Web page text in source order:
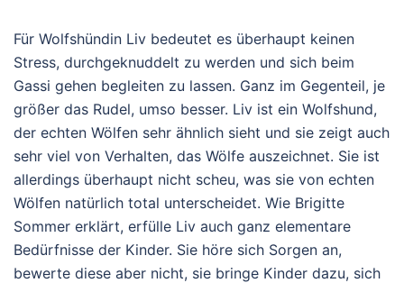
Für Wolfshündin Liv bedeutet es überhaupt keinen
Stress, durchgeknuddelt zu werden und sich beim
Gassi gehen begleiten zu lassen. Ganz im Gegenteil, je
größer das Rudel, umso besser. Liv ist ein Wolfshund,
der echten Wölfen sehr ähnlich sieht und sie zeigt auch
sehr viel von Verhalten, das Wölfe auszeichnet. Sie ist
allerdings überhaupt nicht scheu, was sie von echten
Wölfen natürlich total unterscheidet. Wie Brigitte
Sommer erklärt, erfülle Liv auch ganz elementare
Bedürfnisse der Kinder. Sie höre sich Sorgen an,
bewerte diese aber nicht, sie bringe Kinder dazu, sich